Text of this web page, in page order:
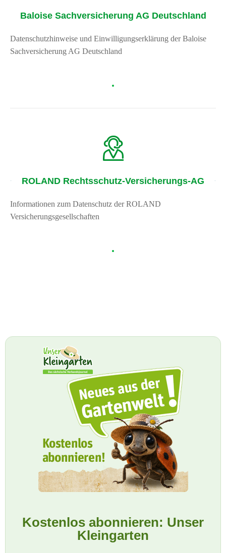
Baloise Sachversicherung AG Deutschland
Datenschutzhinweise und Einwilligungserklärung der Baloise
Sachversicherung AG Deutschland
ROLAND Rechtsschutz-Versicherungs-AG
Informationen zum Datenschutz der ROLAND
Versicherungsgesellschaften
Kostenlos abonnieren: Unser
Kleingarten